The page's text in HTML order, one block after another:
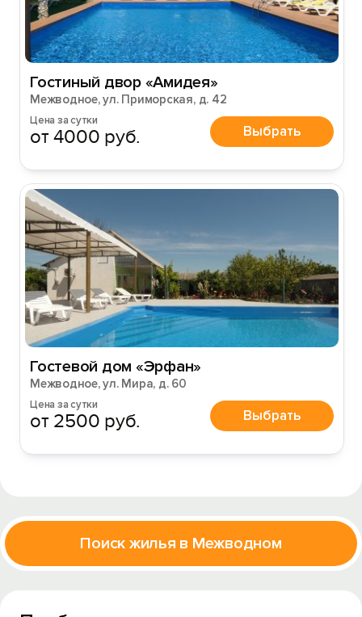
Гостиный двор «Амидея»
Межводное, ул. Приморская, д. 42
Цена за сутки
от 4000 руб. Выбрать
Гостевой дом «Эрфан»
Межводное, ул. Мира, д. 60
Цена за сутки
от 2500 руб. Выбрать
Поиск жилья в Межводном